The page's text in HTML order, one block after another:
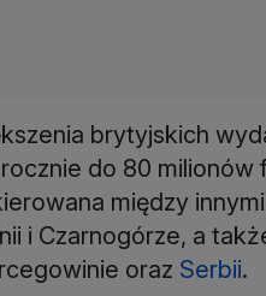
brytyjskich
do 80 milionów
między
i Czarnogórze, a
oraz Serbii.